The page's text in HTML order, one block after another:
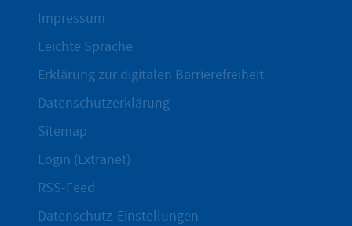
Impressum
Leichte Sprache
Erklärung zur digitalen Barrierefreiheit
Datenschutzerklärung
Sitemap
Login (Extranet)
RSS-Feed
Datenschutz-Einstellungen